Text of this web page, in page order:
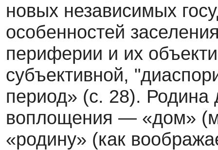
новых независимых
особенностей
периферии и их
субъектив­ной,
период» (с. 28). Родина
воплощения — «дом»
«родину» (как